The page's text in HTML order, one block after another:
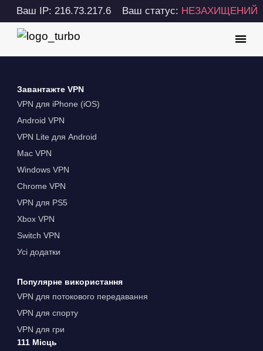
Ваш IP: 216.73.217.6 Ваш статус: НЕЗАХИЩЕНИЙ
Завантажте VPN
VPN для iPhone (iOS)
Android VPN
VPN Lite для Android
Mac VPN
Windows VPN
Chrome VPN
VPN для PS5
Xbox VPN
Switch VPN
Усі додатки
Популярне використання
VPN для потокового передавання
VPN для спорту
VPN для гри
111 Місць